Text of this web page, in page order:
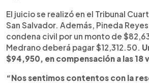
El juicio se realizó en el Tribunal
San Salvador. Además, Pineda
condena civil por un monto de
Medrano deberá pagar $12,312.50.
$94,950, en compensación a las 18
“Nos sentimos contentos con la